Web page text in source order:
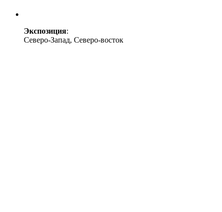
Экспозиция:
Северо-Запад, Северо-восток